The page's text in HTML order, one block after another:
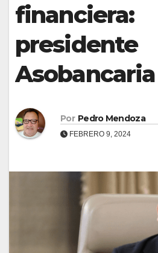
financiera:
presidente
Asobancaria
Por Pedro Mendoza
FEBRERO 9, 2024